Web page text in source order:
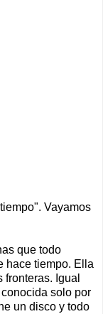
Vayamos
que todo
hace tiempo. Ella
fronteras. Igual
solo por
un disco y todo